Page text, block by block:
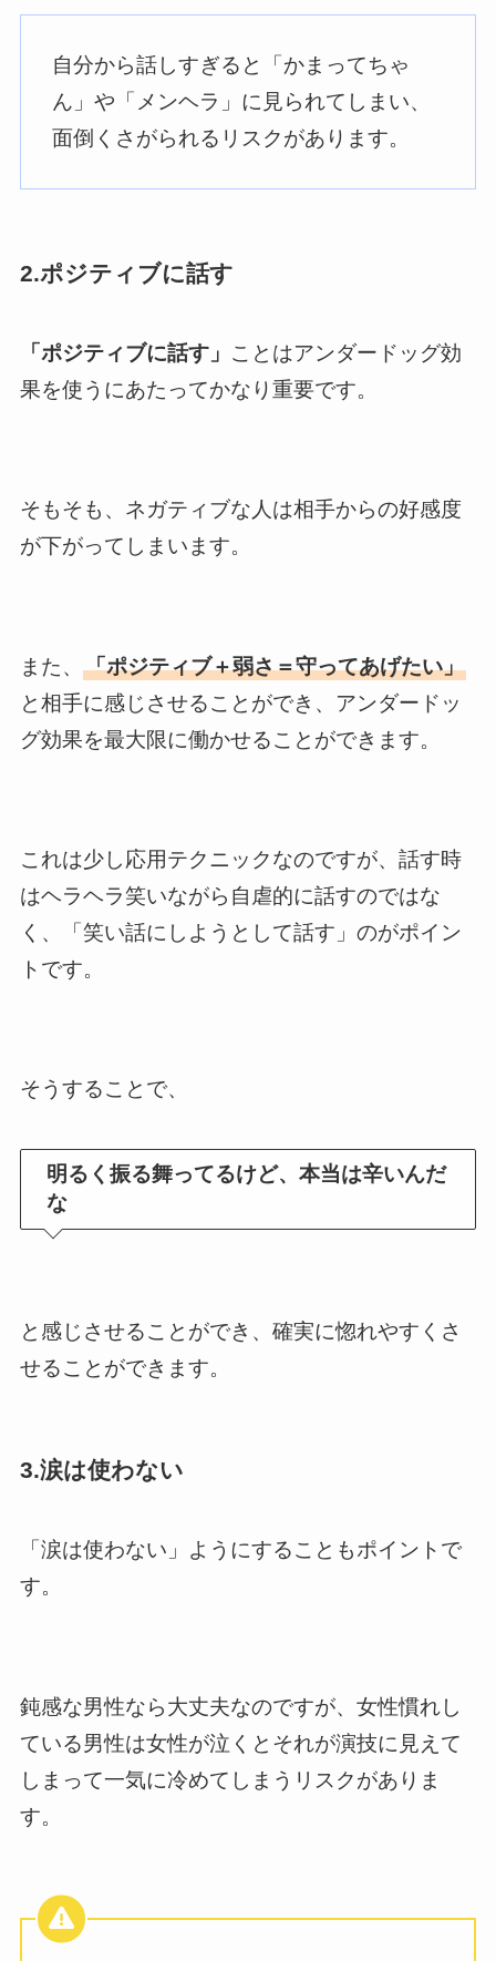
自分から話しすぎると「かまってちゃ
ん」や「メンヘラ」に見られてしまい、
面倒くさがられるリスクがあります。
2.ポジティブに話す
「ポジティブに話す」 ことはアンダードッグ効
果を使うにあたってかなり重要です。
そもそも、ネガティブな人は相手からの好感度
が下がってしまいます。
また、 「ポジティブ＋弱さ＝守ってあげたい」
と相手に感じさせることができ、アンダードッ
グ効果を最大限に働かせることができます。
これは少し応用テクニックなのですが、話す時
はヘラヘラ笑いながら自虐的に話すのではな
く、「笑い話にしようとして話す」のがポイン
トです。
そうすることで、
明るく振る舞ってるけど、本当は辛いんだ
な
と感じさせることができ、確実に惚れやすくさ
せることができます。
3.涙は使わない
「涙は使わない」ようにすることもポイントで
す。
鈍感な男性なら大丈夫なのですが、女性慣れし
ている男性は女性が泣くとそれが演技に見えて
しまって一気に冷めてしまうリスクがありま
す。